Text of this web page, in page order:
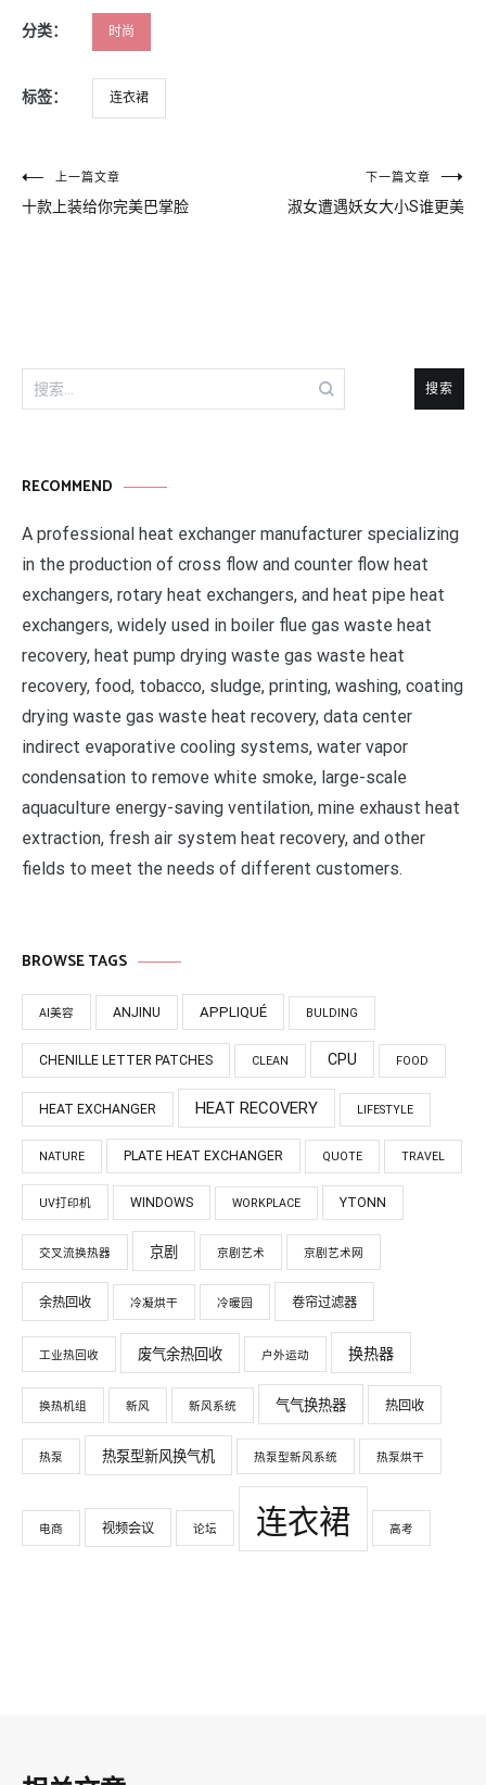
分类： 时尚
标签： 连衣裙
文
章
上一篇文章
十款上装给你完美巴掌脸
下一篇文章
淑女遭遇妖女大小S谁更美
搜
索：
RECOMMEND
A professional heat exchanger manufacturer specializing
in the production of cross flow and counter flow heat
exchangers, rotary heat exchangers, and heat pipe heat
exchangers, widely used in boiler flue gas waste heat
recovery, heat pump drying waste gas waste heat
recovery, food, tobacco, sludge, printing, washing, coating
drying waste gas waste heat recovery, data center
indirect evaporative cooling systems, water vapor
condensation to remove white smoke, large-scale
aquaculture energy-saving ventilation, mine exhaust heat
extraction, fresh air system heat recovery, and other
fields to meet the needs of different customers.
BROWSE TAGS
AI美容 ANJINU APPLIQUÉ BULDING
CHENILLE LETTER PATCHES CLEAN CPU FOOD
HEAT EXCHANGER HEAT RECOVERY LIFESTYLE
NATURE PLATE HEAT EXCHANGER QUOTE TRAVEL
UV打印机 WINDOWS WORKPLACE YTONN
交叉流换热器 京剧 京剧艺术 京剧艺术网
余热回收 冷凝烘干 冷暖园 卷帘过滤器
工业热回收 废气余热回收 户外运动 换热器
换热机组 新风 新风系统 气气换热器 热回收
热泵 热泵型新风换气机 热泵型新风系统 热泵烘干
电商 视频会议 论坛 连衣裙 高考